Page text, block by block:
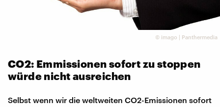
© imago | Panthermedia
CO2: Emmissionen sofort zu stoppen
würde nicht ausreichen
Selbst wenn wir die weltweiten CO2-Emissionen sofort